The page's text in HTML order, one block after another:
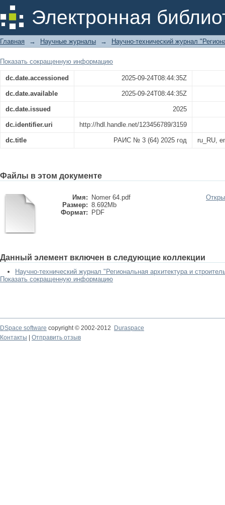
Электронная
РАИС № 3 (64) 2025 год
Главная → Научные журналы → Научно-технический журнал
Показать сокращенную информацию
dc.date.accessioned 2025-09-24T08:44:35Z
dc.date.available 2025-09-24T08:44:35Z
dc.date.issued 2025
dc.identifier.uri http://hdl.handle.net/123456789/3159
dc.title РАИС № 3 (64) 2025 год ru_RU,
Файлы в этом документе
Имя:
Nomer 64.pdf
Размер: 8.692Mb
Формат:
PDF
Данный элемент включен в следующие коллекции
Научно-технический журнал "Региональная архитектура и
Показать сокращенную информацию
DSpace software copyright © 2002-2012
Duraspace
Контакты
Отправить отзыв